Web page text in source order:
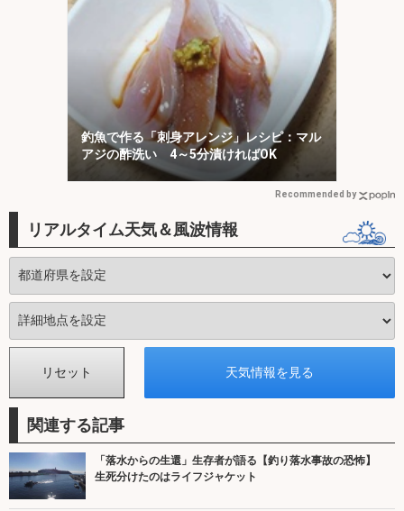
釣魚で作る「刺身アレンジ」レシピ：マル
アジの酢洗い 4～5分漬ければOK
Recommended by
リアルタイム天気＆風波情報
関連する記事
「落水からの生還」生存者が語る【釣り落水事故の恐怖】
生死分けたのはライフジャケット